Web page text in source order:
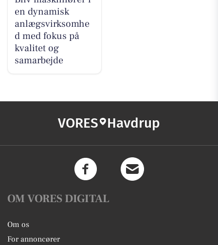
en dynamisk
anlægsvirksomhe
d med fokus på
kvalitet og
samarbejde
VORES Havdrup
OM VORES DIGITAL
Om os
For annoncører